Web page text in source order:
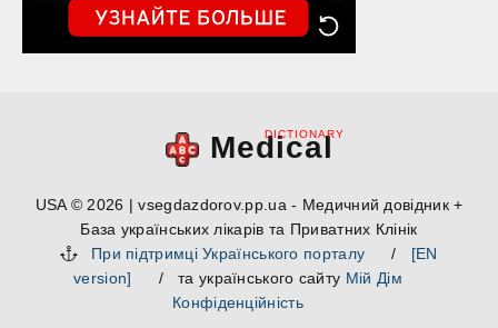
Medical
DICTIONARY
USA © 2026 | vsegdazdorov.pp.ua - Медичний довідник +
База українських лікарів та Приватних Клінік
При підтримці Українського порталу
/ [EN
version]
/ та українського сайту Мій Дім
Конфіденційність